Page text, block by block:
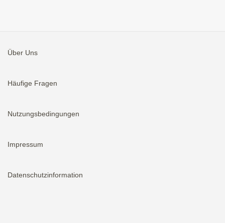
Über Uns
Häufige Fragen
Nutzungsbedingungen
Impressum
Datenschutzinformation